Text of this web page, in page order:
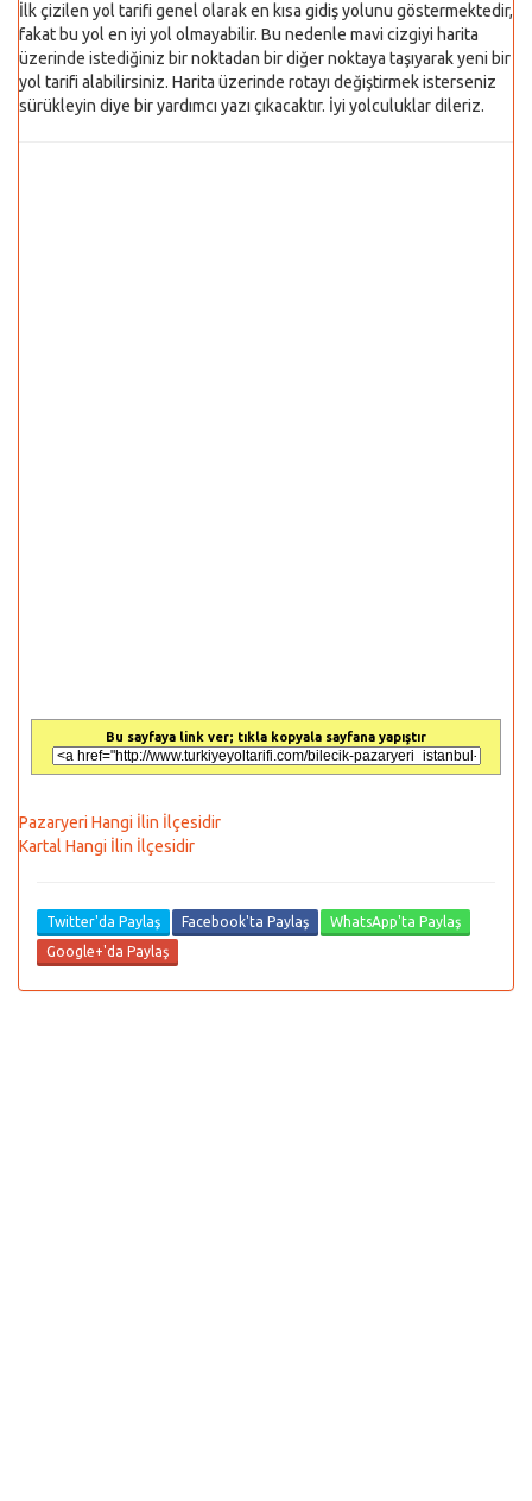
İlk çizilen yol tarifi genel olarak en kısa gidiş yolunu göstermektedir,
fakat bu yol en iyi yol olmayabilir. Bu nedenle mavi cizgiyi harita
üzerinde istediğiniz bir noktadan bir diğer noktaya taşıyarak yeni bir
yol tarifi alabilirsiniz. Harita üzerinde rotayı değiştirmek isterseniz
sürükleyin diye bir yardımcı yazı çıkacaktır. İyi yolculuklar dileriz.
Bu sayfaya link ver; tıkla kopyala sayfana yapıştır
Pazaryeri Hangi İlin İlçesidir
Kartal Hangi İlin İlçesidir
Twitter'da Paylaş Facebook'ta Paylaş
WhatsApp'ta Paylaş
Google+'da Paylaş